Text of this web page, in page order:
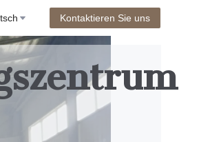
Kontaktieren Sie uns